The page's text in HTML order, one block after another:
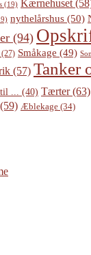
(19) Kærnehuset
nythelårshus (50)
(94)
(27) Småkage (49)
(57) Tanker
... (40) Tærter(63)
(59) Æblekage (34)